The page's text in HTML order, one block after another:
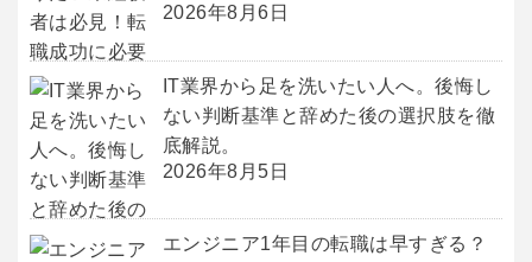
2026年8月6日
IT業界から足を洗いたい人へ。後悔し
ない判断基準と辞めた後の選択肢を徹
底解説。
2026年8月5日
エンジニア1年目の転職は早すぎる？